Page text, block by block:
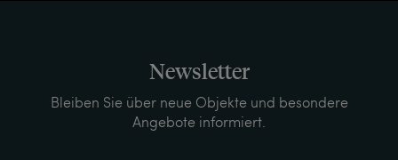
Newsletter
Bleiben Sie über neue Objekte und besondere
Angebote informiert.